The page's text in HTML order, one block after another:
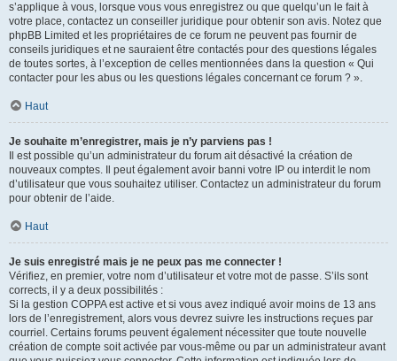
s’applique à vous, lorsque vous vous enregistrez ou que quelqu’un le fait à
votre place, contactez un conseiller juridique pour obtenir son avis. Notez que
phpBB Limited et les propriétaires de ce forum ne peuvent pas fournir de
conseils juridiques et ne sauraient être contactés pour des questions légales
de toutes sortes, à l’exception de celles mentionnées dans la question « Qui
contacter pour les abus ou les questions légales concernant ce forum ? ».
Haut
Je souhaite m’enregistrer, mais je n’y parviens pas !
Il est possible qu’un administrateur du forum ait désactivé la création de
nouveaux comptes. Il peut également avoir banni votre IP ou interdit le nom
d’utilisateur que vous souhaitez utiliser. Contactez un administrateur du forum
pour obtenir de l’aide.
Haut
Je suis enregistré mais je ne peux pas me connecter !
Vérifiez, en premier, votre nom d’utilisateur et votre mot de passe. S’ils sont
corrects, il y a deux possibilités :
Si la gestion COPPA est active et si vous avez indiqué avoir moins de 13 ans
lors de l’enregistrement, alors vous devrez suivre les instructions reçues par
courriel. Certains forums peuvent également nécessiter que toute nouvelle
création de compte soit activée par vous-même ou par un administrateur avant